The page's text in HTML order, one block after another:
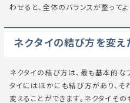
わせると、全体のバランスが整ってよ
ネクタイの結び方を変え
ネクタイの結び方は、最も基本的な
タイにはほかにも結び方があり、そ
変えることができます。ネクタイそ